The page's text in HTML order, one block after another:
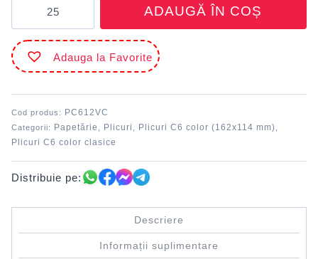
color
C6
gumat
Verde
PC612VC
ADAUGĂ ÎN COȘ
Adauga la Favorite
Cod produs: PC612VC
Categorii: Papetărie , Plicuri , Plicuri C6 color (162x114 mm),
Plicuri C6 color clasice
Distribuie pe:
Descriere
Informații suplimentare